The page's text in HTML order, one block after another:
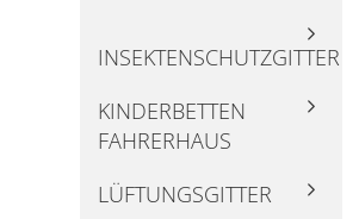
INSEKTENSCHUTZGITTER
KINDERBETTEN
FAHRERHAUS
LÜFTUNGSGITTER